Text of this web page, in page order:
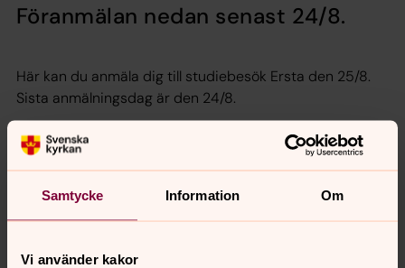
Samtycke Information Om
Vi använder kakor
Föranmälan nedan senast 24/8.
Här kan du anmäla dig till studiebesök Ersta den 25/8.
Sista anmälningsdag är den 24/8.
Skicka anmälan